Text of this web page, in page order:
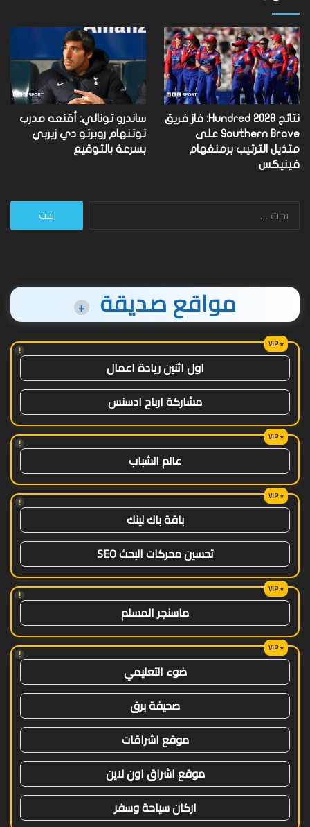
نتائج Hundred 2026: فاز فريق
Southern Brave على
متذيل الترتيب برمنغهام
فينيكس
ساندرو تونالي: أقنعه مدرب
توتنهام روبرتو دي زيربي
بسرعة بالتوقيع
البحث
مواقع صديقة +
!
اول اثنين ريادة اعمال
مشاركة ارباح ادسنس
!
عالم الشباب
!
باقة باك لينك
تحسين محركات البحث SEO
!
ماسنجر المسلم
!
ضوء التعليمي
صحيفة برق
موقع اشراقات
موقع اشراق اون لاين
اركان سياحة وسفر